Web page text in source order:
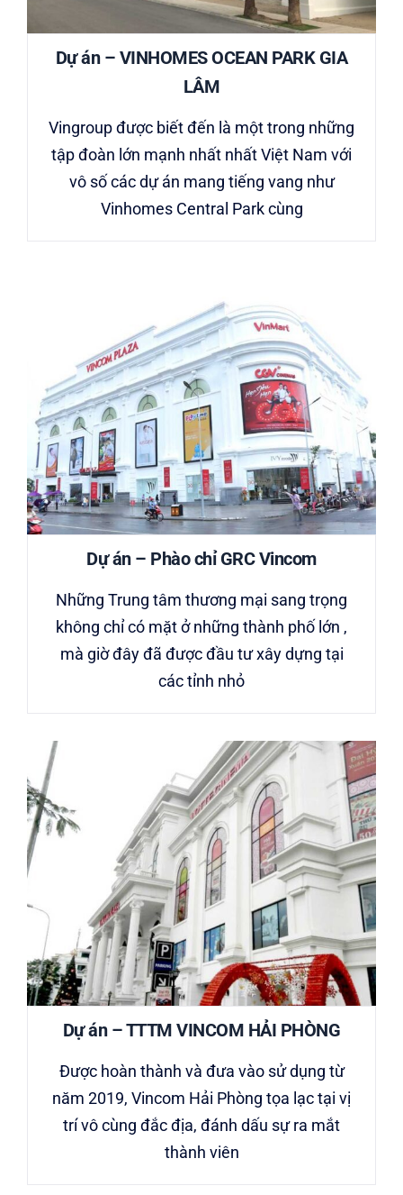
Dự án – VINHOMES OCEAN PARK GIA
LÂM
Vingroup được biết đến là một trong những
tập đoàn lớn mạnh nhất nhất Việt Nam với
vô số các dự án mang tiếng vang như
Vinhomes Central Park cùng
Dự án – Phào chỉ GRC Vincom
Những Trung tâm thương mại sang trọng
không chỉ có mặt ở những thành phố lớn ,
mà giờ đây đã được đầu tư xây dựng tại
các tỉnh nhỏ
Dự án – TTTM VINCOM HẢI PHÒNG
Được hoàn thành và đưa vào sử dụng từ
năm 2019, Vincom Hải Phòng tọa lạc tại vị
trí vô cùng đắc địa, đánh dấu sự ra mắt
thành viên